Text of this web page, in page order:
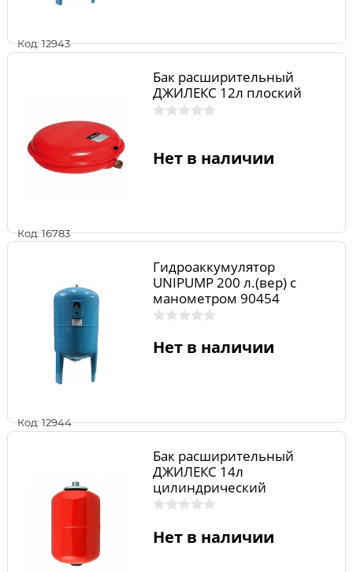
Код: 12943
Код: 16783
Бак расширительный
ДЖИЛЕКС 12л плоский
Нет в наличии
Код: 12944
Гидроаккумулятор
UNIPUMP 200 л.(вер) с
манометром 90454
Нет в наличии
Бак расширительный
ДЖИЛЕКС 14л
цилиндрический
Нет в наличии